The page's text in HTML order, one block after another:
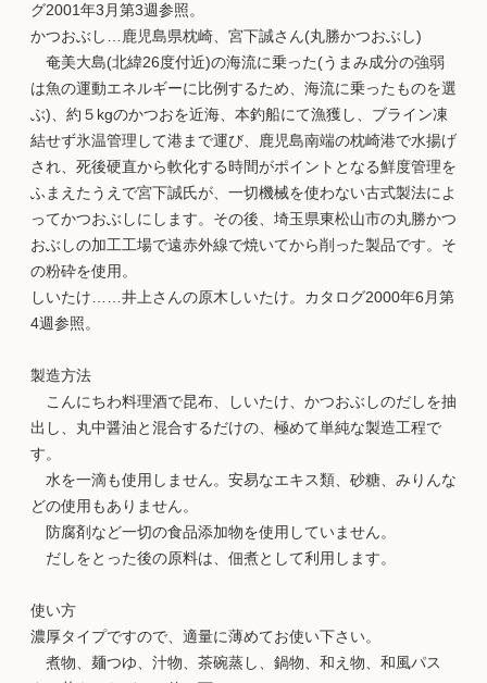
グ2001年3月第3週参照。
かつおぶし…鹿児島県枕崎、宮下誠さん(丸勝かつおぶし)
奄美大島(北緯26度付近)の海流に乗った(うまみ成分の強弱
は魚の運動エネルギーに比例するため、海流に乗ったものを選
ぶ)、約５kgのかつおを近海、本釣船にて漁獲し、ブライン凍
結せず氷温管理して港まで運び、鹿児島南端の枕崎港で水揚げ
され、死後硬直から軟化する時間がポイントとなる鮮度管理を
ふまえたうえで宮下誠氏が、一切機械を使わない古式製法によ
ってかつおぶしにします。その後、埼玉県東松山市の丸勝かつ
おぶしの加工工場で遠赤外線で焼いてから削った製品です。そ
の粉砕を使用。
しいたけ……井上さんの原木しいたけ。カタログ2000年6月第
4週参照。
製造方法
こんにちわ料理酒で昆布、しいたけ、かつおぶしのだしを抽
出し、丸中醤油と混合するだけの、極めて単純な製造工程で
す。
水を一滴も使用しません。安易なエキス類、砂糖、みりんな
どの使用もありません。
防腐剤など一切の食品添加物を使用していません。
だしをとった後の原料は、佃煮として利用します。
使い方
濃厚タイプですので、適量に薄めてお使い下さい。
煮物、麺つゆ、汁物、茶碗蒸し、鍋物、和え物、和風パス